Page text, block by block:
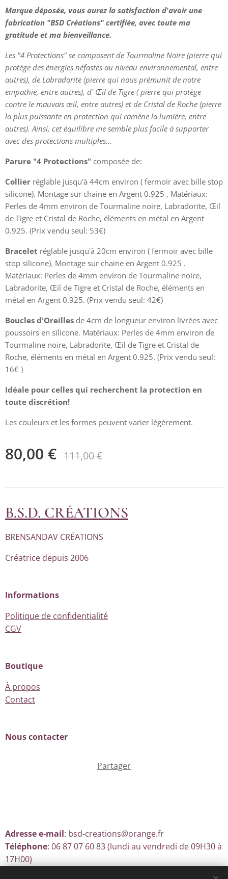
Parure 4 Protections sur Argent 0.925
Parure 4 Protections sur Argent 0.925
Marque déposée, vous aurez la satisfaction d'avoir une
fabrication "BSD Créations" certifiée, avec toute ma
gratitude et ma bienveillance.
Les "4 Protections" se composent de Tourmaline Noire (pierre qui
protège des énergies néfastes au niveau environnemental, entre
autres), de Labradorite (pierre qui nous prémunit de notre
empathie, entre autres), d' Œil de Tigre ( pierre qui protège
contre le mauvais œil, entre autres) et de Cristal de Roche (pierre
la plus puissante en protection qui ramène la lumière, entre
autres). Ainsi, cet équilibre me semble plus facile à supporter
avec des protections multiples...
Parure "4 Protections" composée de:
Collier réglable jusqu'à 44cm environ ( fermoir avec bille stop
silicone). Montage sur chaine en Argent 0.925 . Matériaux:
Perles de 4mm environ de Tourmaline noire, Labradorite, Œil
de Tigre et Cristal de Roche, éléments en métal en Argent
0.925. (Prix vendu seul: 53€)
Bracelet réglable jusqu'à 20cm environ ( fermoir avec bille
stop silicone). Montage sur chaine en Argent 0.925 .
Matériaux: Perles de 4mm environ de Tourmaline noire,
Labradorite, Œil de Tigre et Cristal de Roche, éléments en
métal en Argent 0.925. (Prix vendu seul: 42€)
Boucles d'Oreilles de 4cm de longueur environ livrées avec
poussoirs en silicone. Matériaux: Perles de 4mm environ de
Tourmaline noire, Labradorite, Œil de Tigre et Cristal de
Roche, éléments en métal en Argent 0.925. (Prix vendu seul:
16€ )
Idéale pour celles qui recherchent la protection en
toute discrétion!
Les couleurs et les formes peuvent varier légèrement.
80,00 € 111,00€
B.S.D. CRÉATIONS
BRENSANDAV CRÉATIONS
Créatrice depuis 2006
Informations
Politique de confidentialité
CGV
Boutique
À propos
Contact
Nous contacter
Partager
Adresse e-mail: bsd-creations@orange.fr
Téléphone: 06 87 07 60 83 (lundi au vendredi de 09H30 à
17H00)